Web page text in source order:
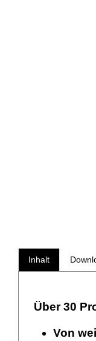
Inhalt
Über 30
Von